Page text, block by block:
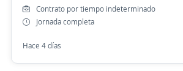
Se precisa Urgente
Ayudantes de Cocina
Contrato por tiempo indeterminado
Jornada completa
Hace 4 días